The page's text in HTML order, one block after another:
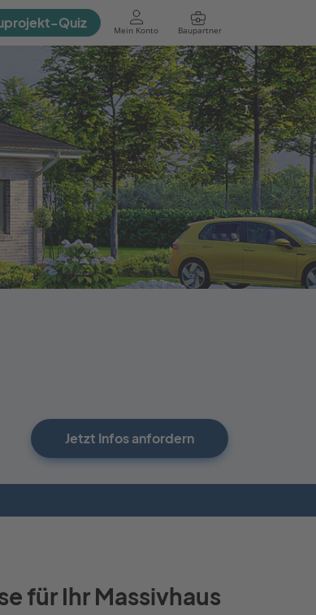
Quiz Mein Konto
Anmelden
Baupartner
Jetzt Infos anfordern
für Ihr Massivhaus